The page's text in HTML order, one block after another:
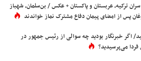
ترکیه، عربستان و پاکستان + عکس / بن‌سلمان، شهباز
پس از امضای پیمان دفاع مشترک نماز خواندند
اگر خبرنگار بودید چه سوالی از رئیس جمهور در
می‌پرسیدید؟